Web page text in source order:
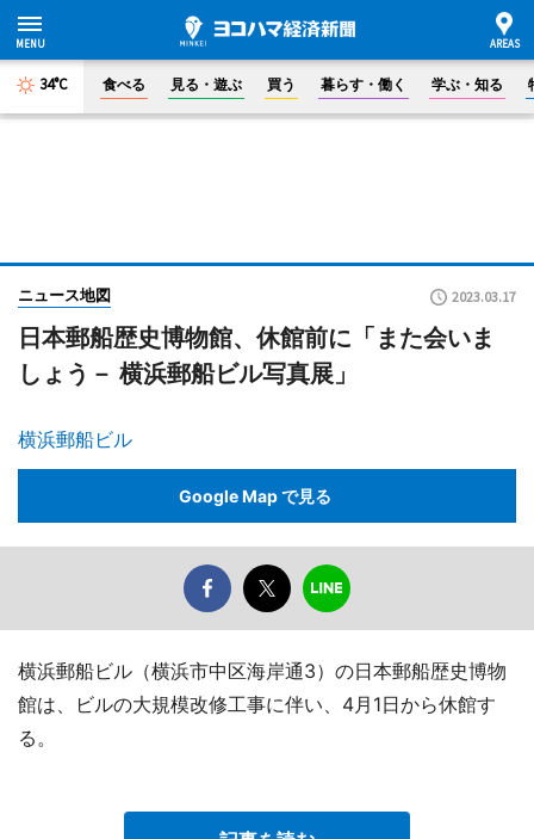
34°C 食べる 見る・遊ぶ 買う 暮らす・働く 学ぶ・知る
ニュース地図 2023.03.17
日本郵船歴史博物館、休館前に「また会いま
しょう－ 横浜郵船ビル写真展」
横浜郵船ビル
Google Map で見る
横浜郵船ビル（横浜市中区海岸通3）の日本郵船歴史博物
館は、ビルの大規模改修工事に伴い、4月1日から休館す
る。